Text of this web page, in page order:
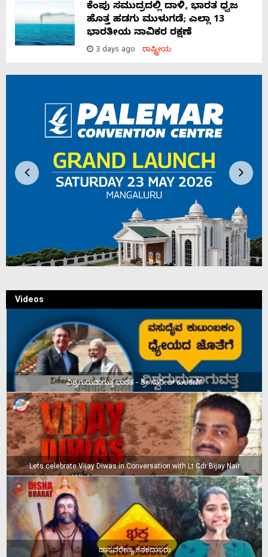
ಕೆಂಪು ಸಮುದ್ರದಲ್ಲಿ ದಾಳಿ, ಭಾರತ ಧ್ವಜ
ಹೊತ್ತ ಹಡಗು ಮುಳುಗಡೆ; ಎಲ್ಲಾ 13
ಭಾರತೀಯ ನಾವಿಕರ ರಕ್ಷಣೆ
3 days ago ರಾಷ್ಟ್ರೀಯ
Videos
ವಿಶ್ವಗುರುವಾಗುತ್ತ ಭಾರತ – ಶ್ರೀ ಸುನೀಲ್‌ ಕುಲಕರ್ಣಿ
Lets celebrate Vijay Diwas in Conversation with Lt Cdr Bijay Nair
ದಾಸವರೇಣ್ಯ ಕನಕದಾಸರು